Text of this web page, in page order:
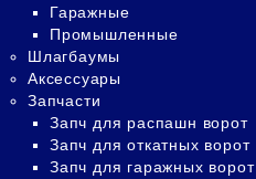
Гаражные
Промышленные
Шлагбаумы
Аксессуары
Запчасти
Запч для распашн ворот
Запч для откатных ворот
Запч для гаражных ворот